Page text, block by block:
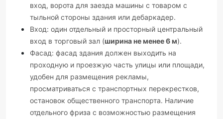
вход, ворота для заезда машины с товаром с
тыльной стороны здания или дебаркадер.
Вход: один отдельный и просторный центральный
вход в торговый зал (ширина не менее 6 м).
Фасад: фасад здания должен выходить на
проходную и проезжую часть улицы или площади,
удобен для размещения рекламы,
просматриваться с транспортных перекрестков,
остановок общественного транспорта. Наличие
отдельного фриза с возможностью размещения